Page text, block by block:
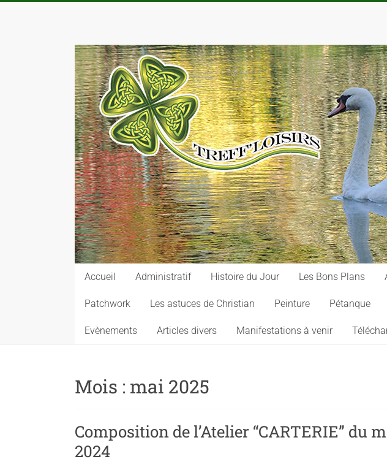
Accueil Administratif Histoire du Jour Les Bons Plans
Patchwork Les astuces de Christian Peinture Pétanque
Evènements Articles divers Manifestations à venir
Mois : mai 2025
Composition de l’Atelier “CARTERIE” du
2024